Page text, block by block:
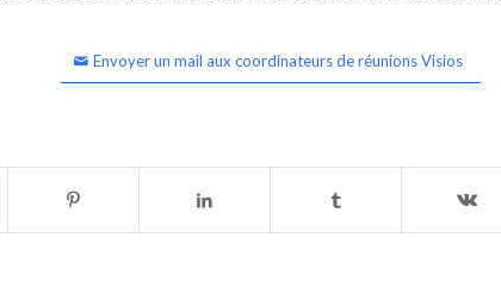
Envoyer un mail aux coordinateurs de réunions Visios